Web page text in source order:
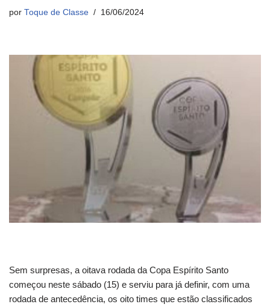
por Toque de Classe 16/06/2024
Sem surpresas, a oitava rodada da Copa Espírito Santo
começou neste sábado (15) e serviu para já definir, com uma
rodada de antecedência, os oito times que estão classificados